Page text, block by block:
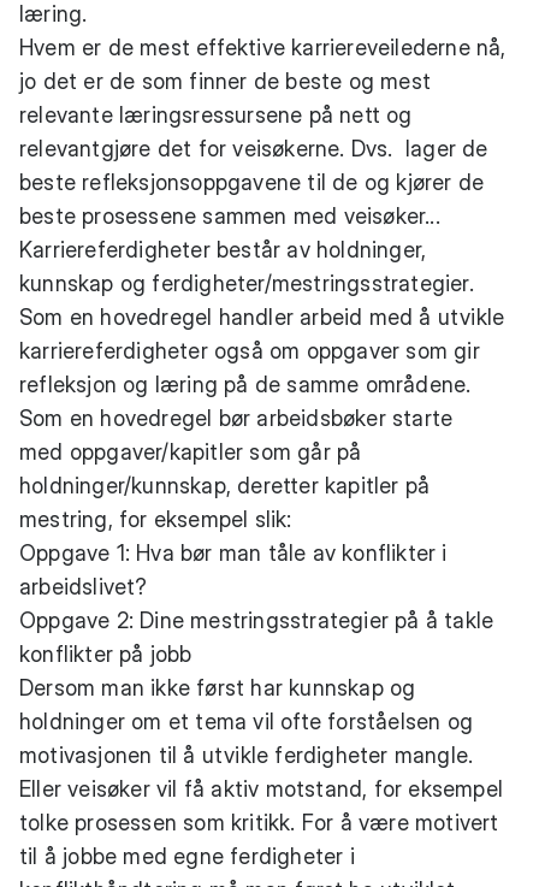
læring.
Hvem er de mest effektive karriereveilederne nå,
jo det er de som finner de beste og mest
relevante læringsressursene på nett og
relevantgjøre det for veisøkerne. Dvs. lager de
beste refleksjonsoppgavene til de og kjører de
beste prosessene sammen med veisøker...
Karriereferdigheter består av holdninger,
kunnskap og ferdigheter/mestringsstrategier.
Som en hovedregel handler arbeid med å utvikle
karriereferdigheter også om oppgaver som gir
refleksjon og læring på de samme områdene.
Som en hovedregel bør arbeidsbøker starte
med oppgaver/kapitler som går på
holdninger/kunnskap, deretter kapitler på
mestring, for eksempel slik:
Oppgave 1: Hva bør man tåle av konflikter i
arbeidslivet?
Oppgave 2: Dine mestringsstrategier på å takle
konflikter på jobb
Dersom man ikke først har kunnskap og
holdninger om et tema vil ofte forståelsen og
motivasjonen til å utvikle ferdigheter mangle.
Eller veisøker vil få aktiv motstand, for eksempel
tolke prosessen som kritikk. For å være motivert
til å jobbe med egne ferdigheter i